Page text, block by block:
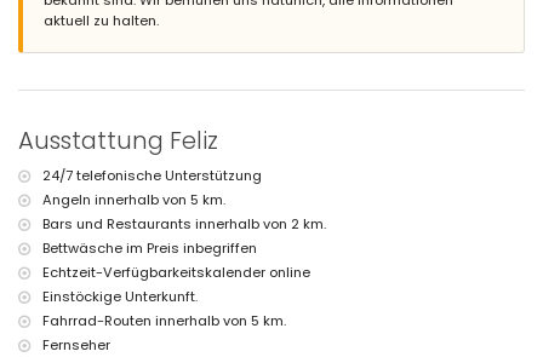
nächstes Flussufer oder Küste: Mittelmeer (innerhalb von 4 Kilometern
nächster Strand: Cala Baladrar (innerhalb von 4 Kilometern von der
Villa)
nächster Hafen: Hafen von Moraira (innerhalb von 10 Kilometern von
der Villa)
nächster Park: Pinar del Advocat (innerhalb von 10 Kilometern von der
Villa)
nächster Flughafen: Alicante (innerhalb von 100 Kilometern von der
Villa)
zweiter nächster Flughafen: Valencia (über 100 Kilometer)
Haustiere sind nicht erlaubt
Die Unterkunft ist sehr geeignet für Familien mit Kindern
aktuell zu halten.
Ausstattung Feliz
24/7 telefonische Unterstützung
Angeln innerhalb von 5 km.
Bars und Restaurants innerhalb von 2 km.
Bettwäsche im Preis inbegriffen
Echtzeit-Verfügbarkeitskalender online
Einstöckige Unterkunft.
Fahrrad-Routen innerhalb von 5 km.
Fernseher